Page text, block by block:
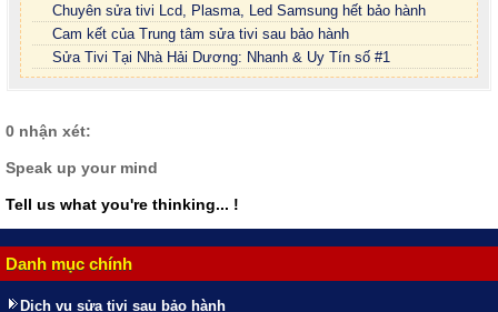
Danh mục chính
Dịch vụ sửa tivi sau bảo hành
Chuyên sửa tivi Lcd, Plasma, Led Samsung hết bảo hành
Cam kết của Trung tâm sửa tivi sau bảo hành
Sửa Tivi Tại Nhà Hải Dương: Nhanh & Uy Tín số #1
0 nhận xét:
Speak up your mind
Tell us what you're thinking... !